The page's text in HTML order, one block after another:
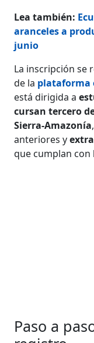
Lea también:
aranceles a
junio
La inscripción se
de la plataforma
está dirigida a
cursan tercero
Sierra-Amazonía,
anteriores y
que cumplan con
Paso a